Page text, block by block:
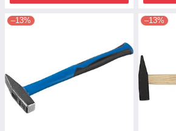
–13% –13%